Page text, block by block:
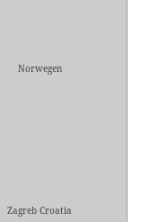
Norwegen
Zagreb Croatia